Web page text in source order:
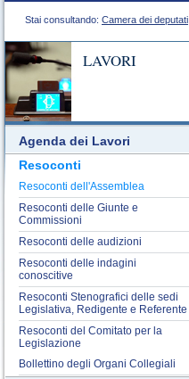
Stai consultando: Camera dei deputati
LAVORI
Agenda dei Lavori
Resoconti
Resoconti dell'Assemblea
Resoconti delle Giunte e
Commissioni
Resoconti delle audizioni
Resoconti delle indagini
conoscitive
Resoconti Stenografici delle sedi
Legislativa, Redigente e Referente
Resoconti del Comitato per la
Legislazione
Bollettino degli Organi Collegiali